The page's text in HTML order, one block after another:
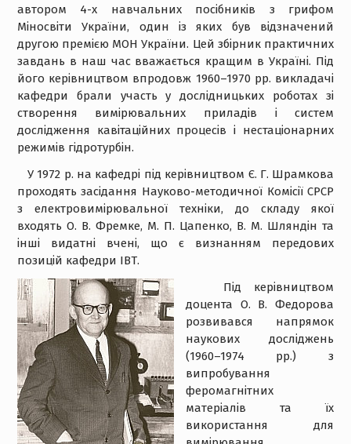
автором 4-х навчальних посібників з грифом
Міносвіти України, один із яких був відзначений
другою премією МОН України. Цей збірник практичних
завдань в наш час вважається кращим в Україні. Під
його керівництвом впродовж 1960–1970 рр. викладачі
кафедри брали участь у дослідницьких роботах зі
створення вимірювальних приладів і систем
дослідження кавітаційних процесів і нестаціонарних
режимів гідротурбін.
У 1972 р. на кафедрі під керівництвом Є. Г. Шрамкова
проходять засідання Науково-методичної Комісії СРСР
з електровимірювальної техніки, до складу якої
входять О. В. Фремке, М. П. Цапенко, В. М. Шляндін та
інші видатні вчені, що є визнанням передових
позицій кафедри ІВТ.
Під керівництвом
доцента О. В. Федорова
розвивався напрямок
наукових досліджень
(1960–1974 рр.) з
випробування
феромагнітних
матеріалів та їх
використання для